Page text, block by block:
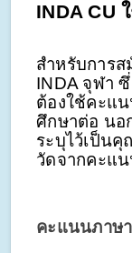
INDA CU
สำหรับการ
INDA จุฬา
ต้องใช้คะแ
ศึกษาต่อ นอ
ระบุไว้เป็น
วัดจากคะแ
คะแนนภาษ